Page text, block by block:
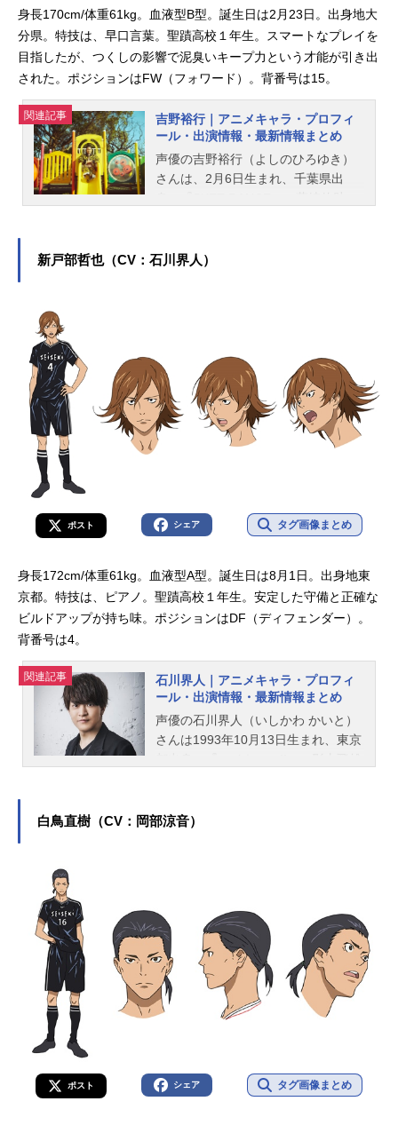
身長170cm/体重61kg。血液型B型。誕生日は2月23日。出身地大
分県。特技は、早口言葉。聖蹟高校１年生。スマートなプレイを
目指したが、つくしの影響で泥臭いキープ力という才能が引き出
された。ポジションはFW（フォワード）。背番号は15。
関連記事
吉野裕行｜アニメキャラ・プロフィ
ール・出演情報・最新情報まとめ
声優の吉野裕行（よしのひろゆき）
さんは、2月6日生まれ、千葉県出
のキャラクターを多く演じていま
新戸部哲也（CV：石川界人）
ポスト シェア タグ画像まとめ
身長172cm/体重61kg。血液型A型。誕生日は8月1日。出身地東
京都。特技は、ピアノ。聖蹟高校１年生。安定した守備と正確な
ビルドアップが持ち味。ポジションはDF（ディフェンダー）。
背番号は4。
関連記事
石川界人｜アニメキャラ・プロフィ
ール・出演情報・最新情報まとめ
声優の石川界人（いしかわ かいと）
さんは1993年10月13日生まれ、東京
キャラクターを多く演じています。
白鳥直樹（CV：岡部涼音）
ポスト シェア タグ画像まとめ